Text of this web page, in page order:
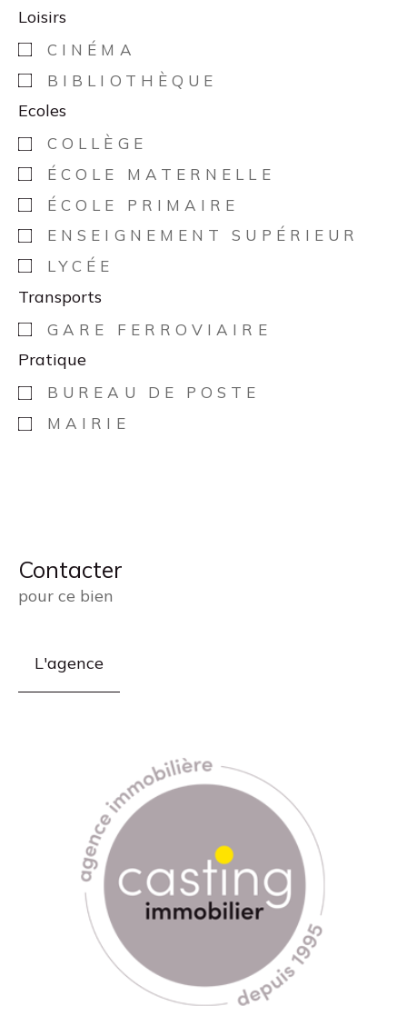
Loisirs
CINÉMA
BIBLIOTHÈQUE
Ecoles
COLLÈGE
ÉCOLE MATERNELLE
ÉCOLE PRIMAIRE
ENSEIGNEMENT SUPÉRIEUR
LYCÉE
Transports
GARE FERROVIAIRE
Pratique
BUREAU DE POSTE
MAIRIE
Contacter
pour ce bien
L'agence